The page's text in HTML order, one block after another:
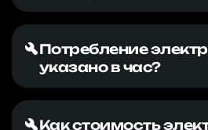
Потребление
указано в час?
Как стоимость